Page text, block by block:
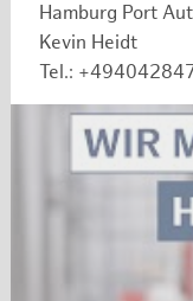
Hamburg Port
Kevin Heidt
Tel.: